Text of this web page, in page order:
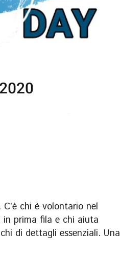
chi è volontario nel
in prima fila e chi aiuta
di dettagli essenziali. Una